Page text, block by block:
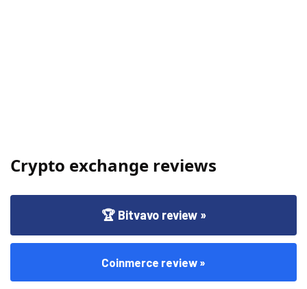
Crypto exchange reviews
🏆 Bitvavo review »
Coinmerce review »